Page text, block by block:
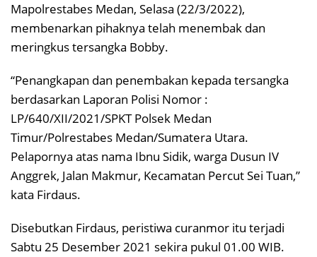
Mapolrestabes Medan, Selasa (22/3/2022),
membenarkan pihaknya telah menembak dan
meringkus tersangka Bobby.
“Penangkapan dan penembakan kepada tersangka
berdasarkan Laporan Polisi Nomor :
LP/640/XII/2021/SPKT Polsek Medan
Timur/Polrestabes Medan/Sumatera Utara.
Pelapornya atas nama Ibnu Sidik, warga Dusun IV
Anggrek, Jalan Makmur, Kecamatan Percut Sei Tuan,”
kata Firdaus.
Disebutkan Firdaus, peristiwa curanmor itu terjadi
Sabtu 25 Desember 2021 sekira pukul 01.00 WIB.